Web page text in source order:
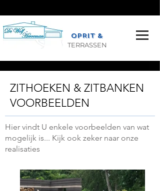
OPRIT &
TERRASSEN
ZITHOEKEN & ZITBANKEN
VOORBEELDEN
Hier vindt U enkele voorbeelden van wat
mogelijk is... Kijk ook zeker naar onze
realisaties